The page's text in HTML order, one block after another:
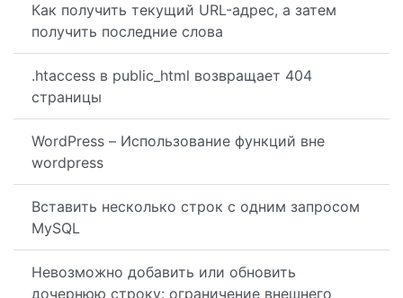
Как получить текущий URL-адрес, а затем
получить последние слова
.htaccess в public_html возвращает 404
страницы
WordPress – Использование функций вне
wordpress
Вставить несколько строк с одним запросом
MySQL
Невозможно добавить или обновить
дочернюю строку: ограничение внешнего